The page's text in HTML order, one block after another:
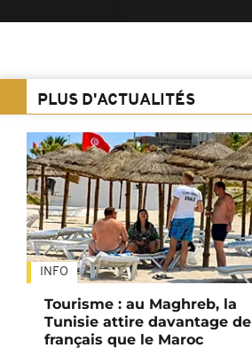
PLUS D'ACTUALITÉS
INFO
Tourisme : au Maghreb, la
Tunisie attire davantage de
français que le Maroc